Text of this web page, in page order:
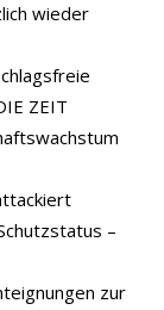
wieder
ZEIT
–
zur